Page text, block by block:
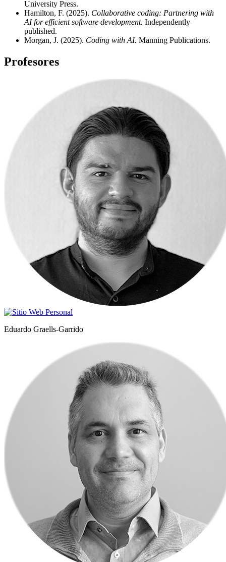
University Press.
Hamilton, F. (2025). Collaborative coding: Partnering with
AI for efficient software development. Independently
published.
Morgan, J. (2025). Coding with AI. Manning Publications.
Profesores
Eduardo Graells-Garrido